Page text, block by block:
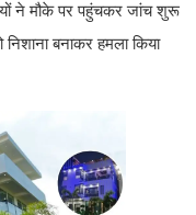
ने मौके पर पहुंचकर जांच शुरू
बनाकर हमला किया